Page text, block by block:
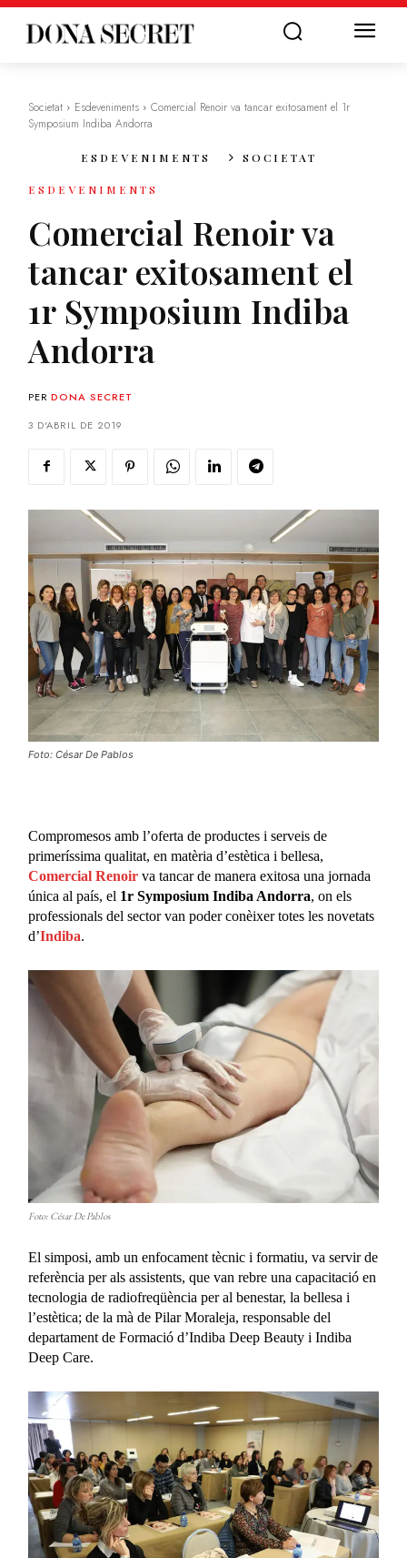
Societat Esdeveniments
Comercial Renoir va tancar exitosament el 1r
Symposium Indiba Andorra
ESDEVENIMENTS SOCIETAT
ESDEVENIMENTS
Comercial Renoir va
tancar exitosament el
1r Symposium Indiba
Andorra
PER DONA SECRET
3 D'ABRIL DE 2019
Foto: César De Pablos
Compromesos amb l’oferta de productes i serveis de
primeríssima qualitat, en matèria d’estètica i bellesa,
Comercial Renoir va tancar de manera exitosa una jornada
única al país, el 1r Symposium Indiba Andorra, on els
professionals del sector van poder conèixer totes les novetats
d’Indiba.
Foto: César De Pablos
El simposi, amb un enfocament tècnic i formatiu, va servir de
referència per als assistents, que van rebre una capacitació en
tecnologia de radiofreqüència per al benestar, la bellesa i
l’estètica; de la mà de Pilar Moraleja, responsable del
departament de Formació d’Indiba Deep Beauty i Indiba
Deep Care.